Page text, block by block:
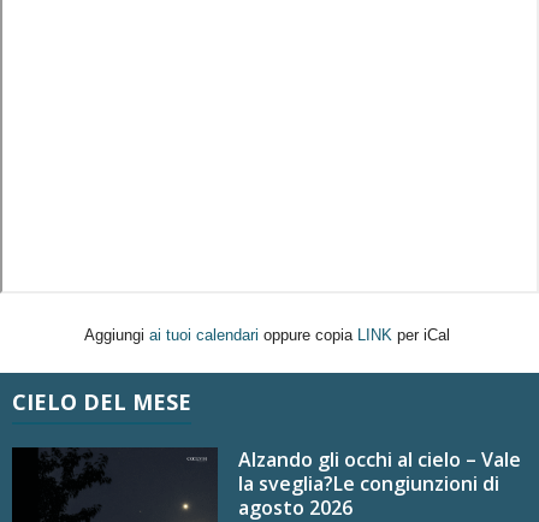
Aggiungi ai tuoi calendari oppure copia LINK per iCal
CIELO DEL MESE
Alzando gli occhi al cielo – Vale
la sveglia?Le congiunzioni di
agosto 2026